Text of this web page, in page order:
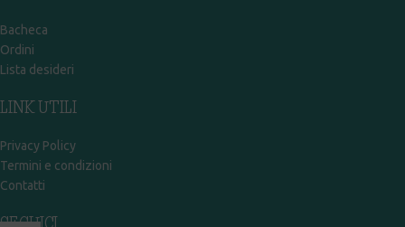
Bacheca
Ordini
Lista desideri
LINK UTILI
Privacy Policy
Termini e condizioni
Contatti
SEGUICI